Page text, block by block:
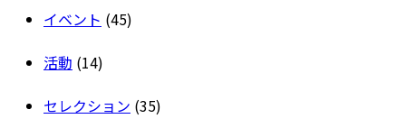
イベント (45)
活動 (14)
セレクション (35)